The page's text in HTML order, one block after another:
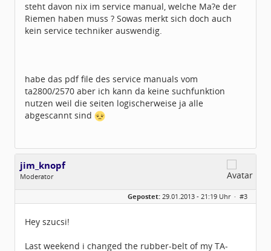
steht davon nix im service manual, welche Ma?e der
Riemen haben muss ? Sowas merkt sich doch auch
kein service techniker auswendig.
habe das pdf file des service manuals vom
ta2800/2570 aber ich kann da keine suchfunktion
nutzen weil die seiten logischerweise ja alle
abgescannt sind
jim_knopf
Moderator
Geschlecht:
keine Angabe
Beiträge:
1031
Gepostet: 29.01.2013 - 21:19 Uhr · #3
Hey szucsi!
Last weekend i changed the rubber-belt of my TA-